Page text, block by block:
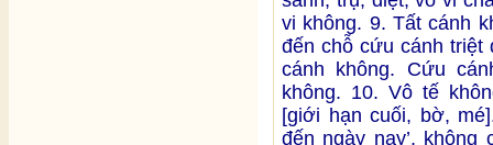
vi không. 9. Tất cánh
đến chỗ cứu cánh triệt
cánh không. Cứu
không. 10. Vô tế
[giới hạn cuối, bờ,
đến ngày nay’,